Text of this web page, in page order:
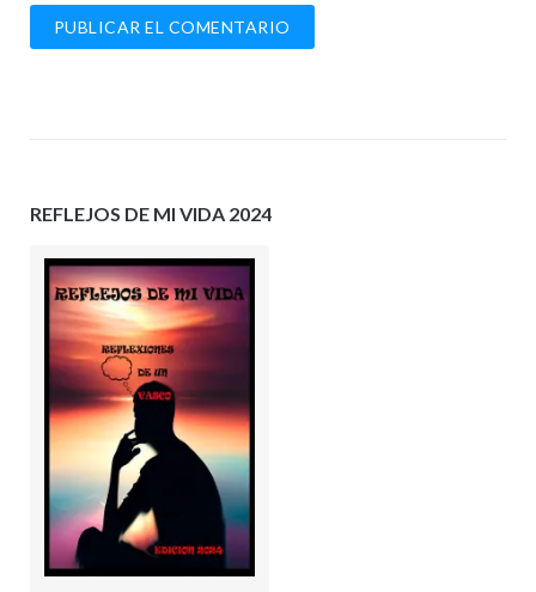
REFLEJOS DE MI VIDA 2024